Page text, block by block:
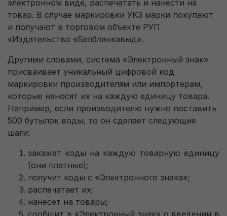
электронном виде, распечатать и нанести на
товар. В случае маркировки УКЗ марки покупают
и получают в торговом объекте РУП
«Издательство «Белбланкавыд».
Другими словами, система «Электронный знак»
присваивает уникальный цифровой код
маркировки производителям или импортерам,
которые наносят их на каждую единицу товара.
Например, если производителю нужно поставить
500 бутылок воды, то он сделает следующие
шаги:
закажет коды на каждую товарную единицу
(они платные);
получит коды с «Электронного знака»;
распечатает их;
нанесет на товары;